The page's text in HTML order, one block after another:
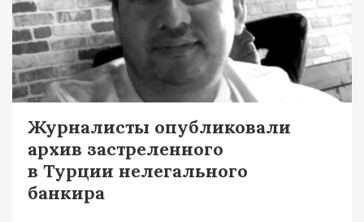
Журналисты опубликовали
архив застреленного
в Турции нелегального
банкира